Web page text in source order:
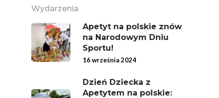
Wydarzenia
Apetyt na polskie znów
na Narodowym Dniu
Sportu!
16 września 2024
Dzień Dziecka z
Apetytem na polskie:
Związków
Rolnych – Ziemniaki
Jedz Owoce I
Skrywa!